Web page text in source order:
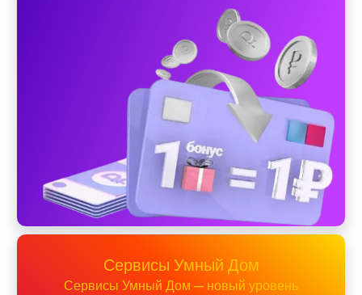
Сервисы Умный Дом
Сервисы Умный Дом — новый уровень